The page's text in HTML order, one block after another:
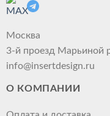
Москва
3-й проезд Марьиной
info@insertdesign.ru
О КОМПАНИИ